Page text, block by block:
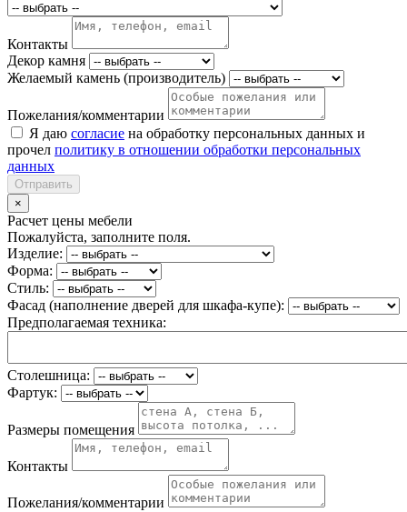
Контакты
Декор камня
Желаемый камень (производитель)
Пожелания/комментарии
Я даю согласие на обработку персональных данных и
прочел политику в отношении обработки персональных
данных
Отправить
×
Расчет цены мебели
Пожалуйста, заполните поля.
Изделие:
Форма:
Стиль:
Фасад (наполнение дверей для шкафа-купе):
Предполагаемая техника:
Столешница:
Фартук:
Размеры помещения
Контакты
Пожелания/комментарии